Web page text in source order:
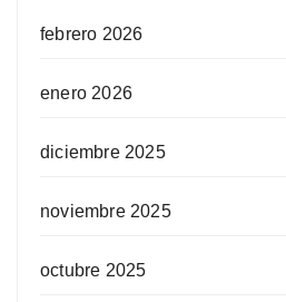
febrero 2026
enero 2026
diciembre 2025
noviembre 2025
octubre 2025